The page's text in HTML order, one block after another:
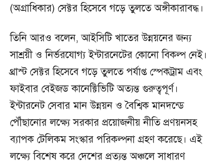
(অগ্রাধিকার) সেক্টর হিসেবে গড়ে তুলতে অঙ্গীকারাবদ্ধ।
তিনি আরও বলেন, আইসিটি খাতের উন্নয়নের জন্য
সাশ্রয়ী ও নির্ভরযোগ্য ইন্টারনেটের কোনো বিকল্প নেই।
থ্রাস্ট সেক্টর হিসেবে গড়ে তুলতে পর্যাপ্ত স্পেকট্রাম এবং
ফাইবার বেইজড কানেক্টিভিটি অত্যন্ত গুরুত্বপূর্ণ।
ইন্টারনেট সেবার মান উন্নয়ন ও বৈশ্বিক মানদন্ডে
পৌঁছানোর লক্ষ্যে সরকার প্রয়োজনীয় নীতি প্রণয়নসহ
ব্যাপক টেলিকম সংস্কার পরিকল্পনা গ্রহণ করেছে। এই
লক্ষ্যে বিশেষ করে দেশের প্রত্যন্ত অঞ্চলে সাধারণ